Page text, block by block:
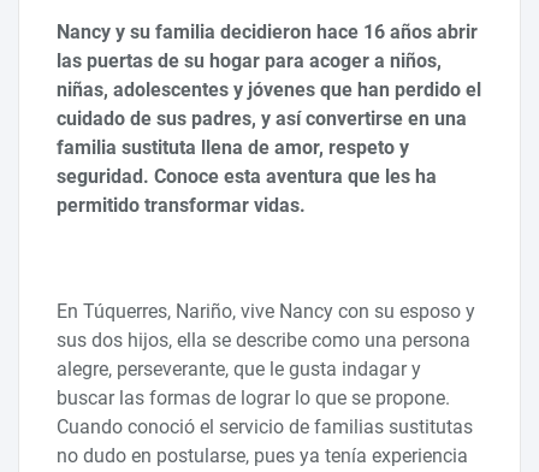
Nancy y su familia decidieron hace 16 años abrir
las puertas de su hogar para acoger a niños,
niñas, adolescentes y jóvenes que han perdido el
cuidado de sus padres, y así convertirse en una
familia sustituta llena de amor, respeto y
seguridad. Conoce esta aventura que les ha
permitido transformar vidas.
En Túquerres, Nariño, vive Nancy con su esposo y
sus dos hijos, ella se describe como una persona
alegre, perseverante, que le gusta indagar y
buscar las formas de lograr lo que se propone.
Cuando conoció el servicio de familias sustitutas
no dudo en postularse, pues ya tenía experiencia